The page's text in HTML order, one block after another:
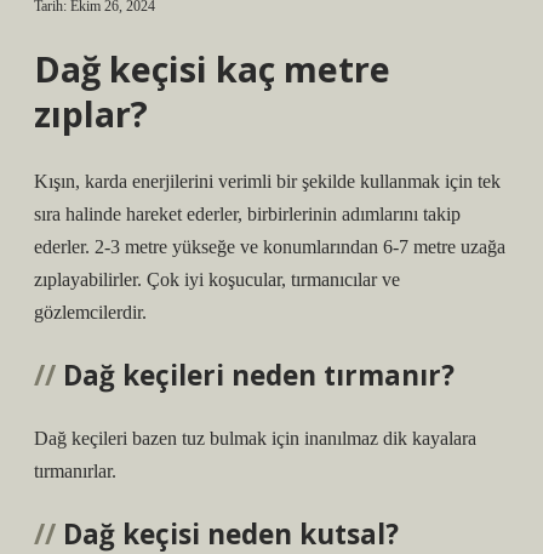
Tarih: Ekim 26, 2024
Dağ keçisi kaç metre
zıplar?
Kışın, karda enerjilerini verimli bir şekilde kullanmak için tek
sıra halinde hareket ederler, birbirlerinin adımlarını takip
ederler. 2-3 metre yükseğe ve konumlarından 6-7 metre uzağa
zıplayabilirler. Çok iyi koşucular, tırmanıcılar ve
gözlemcilerdir.
Dağ keçileri neden tırmanır?
Dağ keçileri bazen tuz bulmak için inanılmaz dik kayalara
tırmanırlar.
Dağ keçisi neden kutsal?